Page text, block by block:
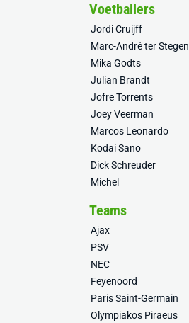
Voetballers
Jordi Cruijff
Marc-André ter Stegen
Mika Godts
Julian Brandt
Jofre Torrents
Joey Veerman
Marcos Leonardo
Kodai Sano
Dick Schreuder
Míchel
Teams
Ajax
PSV
NEC
Feyenoord
Paris Saint-Germain
Olympiakos Piraeus